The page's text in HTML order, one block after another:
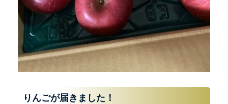
りんごが届きました！